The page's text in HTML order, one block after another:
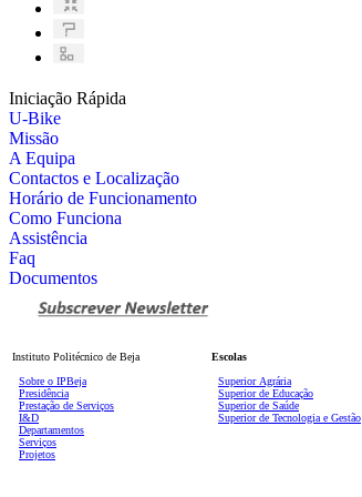
Iniciação Rápida
U-Bike
Missão
A Equipa
Contactos e Localização
Horário de Funcionamento
Como Funciona
Assistência
Faq
Documentos
Instituto Politécnico de Beja
Sobre o IPBeja
Presidência
Prestação de Serviços
I&D
Departamentos
Serviços
Projetos
Escolas
Superior Agrária
Superior de Educação
Superior de Saúde
Superior de Tecnologia e Gestão